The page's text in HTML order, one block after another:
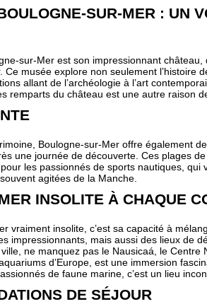
SUR-MER : UN
sur-Mer est son impressionnant château,
Ce musée explore non seulement l’histoire
allant de l’archéologie à l’art
remparts du château est une autre raison
Boulogne-sur-Mer offre également
une journée de découverte. Ces plages
les passionnés de sports nautiques, qui
agitées de la Manche.
INSOLITE À CHAQUE
vraiment insolite, c’est sa capacité à
impressionnants, mais aussi des lieux de
ne manquez pas le Nausicaá, le Centre
d’Europe, est une immersion
de faune marine, c’est un lieu
DE SÉJOUR